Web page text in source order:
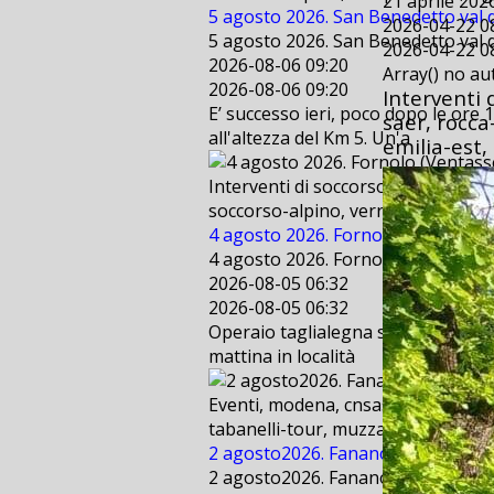
5 agosto 2026. San Benedetto val
5 agosto 2026. San Benedetto val
2026-08-06 09:20
2026-08-06 09:20
E’ successo ieri, poco dopo le
all'altezza del Km 5. Un'a
Interventi di soccorso, 118,
soccorso-alpino, verricello, 112,
4 agosto 2026. Fornolo (Ventasso
4 agosto 2026. Fornolo (Ventasso
2026-08-05 06:32
2026-08-05 06:32
Operaio taglialegna scivola per
mattina in località
Eventi, modena, cnsas, bologna,
tabanelli-tour, muzzarelli,
2 agosto2026. Fanano (MO) .
2 agosto2026. Fanano (MO) .
2026-04-22
2026-04-22
Array() no
Interventi
saer,
emilia-